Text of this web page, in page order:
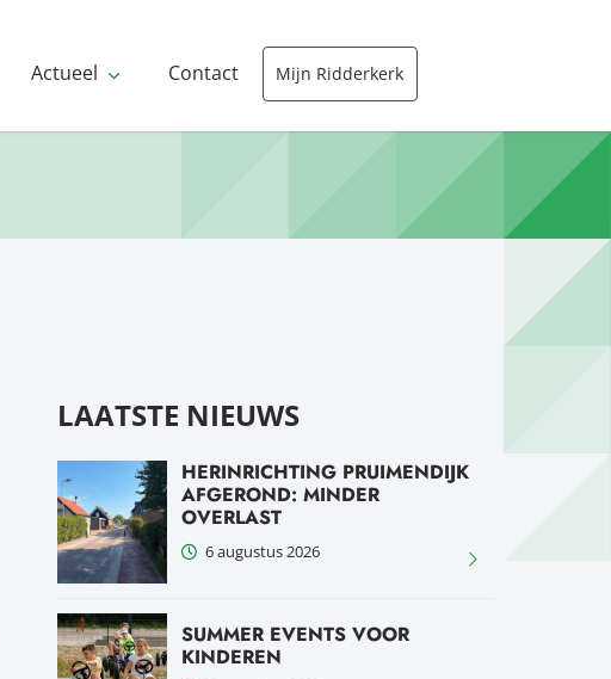
Actueel Contact Mijn Ridderkerk
LAATSTE NIEUWS
HERINRICHTING PRUIMENDIJK
AFGEROND: MINDER
OVERLAST
6 augustus 2026
SUMMER EVENTS VOOR
KINDEREN